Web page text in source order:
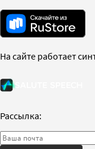
На сайте работает
Рассылка: